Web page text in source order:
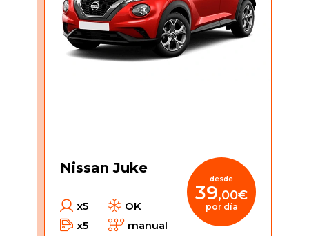
Nissan Juke
x5
OK
x5
manual
desde
39,00€
por día